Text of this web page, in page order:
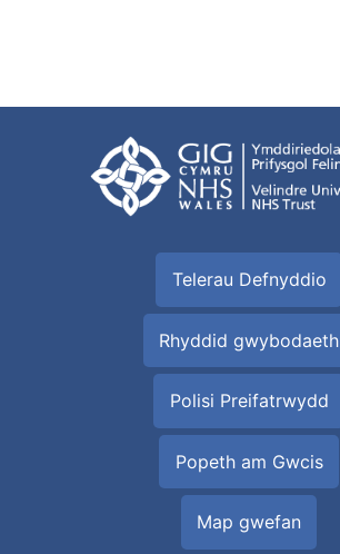
Telerau Defnyddio
Rhyddid gwybodaeth
Polisi Preifatrwydd
Popeth am Gwcis
Map gwefan